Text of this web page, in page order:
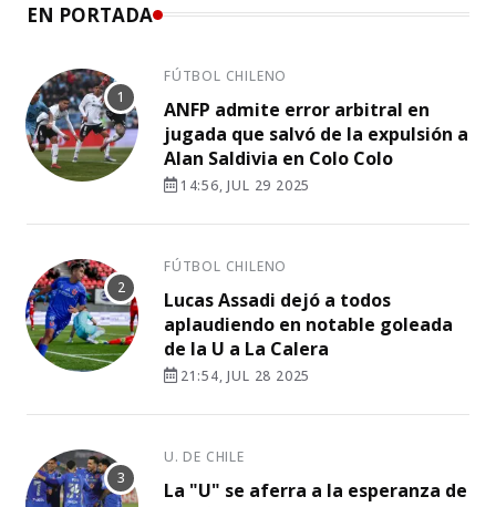
EN PORTADA
FÚTBOL CHILENO
ANFP admite error arbitral en
jugada que salvó de la expulsión a
Alan Saldivia en Colo Colo
14:56, JUL 29 2025
FÚTBOL CHILENO
Lucas Assadi dejó a todos
aplaudiendo en notable goleada
de la U a La Calera
21:54, JUL 28 2025
U. DE CHILE
La "U" se aferra a la esperanza de